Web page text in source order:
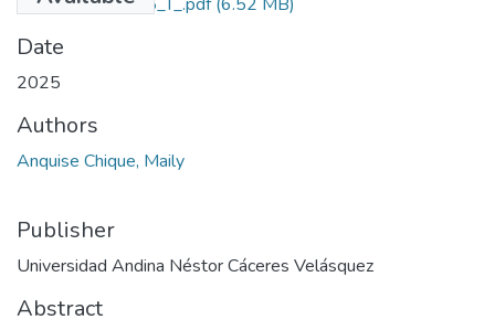
Date
2025
Authors
Anquise Chique, Maily
Publisher
Universidad Andina Néstor Cáceres Velásquez
Abstract